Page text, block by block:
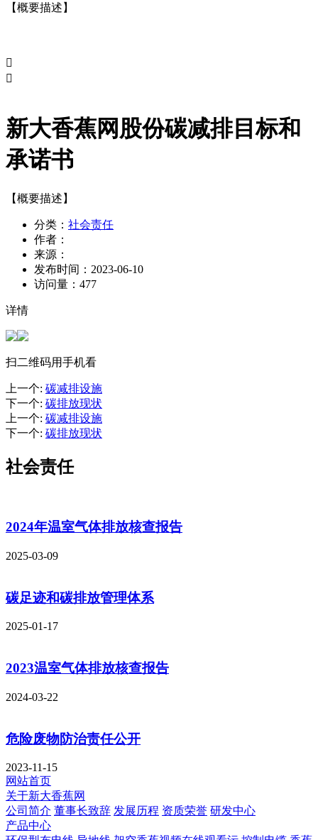
【概要描述】


新大香蕉网股份碳减排目标和
承诺书
【概要描述】
分类： 社会责任
作者：
来源：
发布时间： 2023-06-10
访问量： 477
详情
扫二维码用手机看
上一个: 碳减排设施
下一个: 碳排放现状
上一个: 碳减排设施
下一个: 碳排放现状
社会责任
2024年温室气体排放核查报告
2025-03-09
碳足迹和碳排放管理体系
2025-01-17
2023温室气体排放核查报告
2024-03-22
危险废物防治责任公开
2023-11-15
网站首页
关于新大香蕉网
公司简介 董事长致辞 发展历程 资质荣誉 研发中心
产品中心